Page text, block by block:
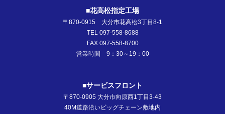
■花高松指定工場
〒870-0915 大分市花高松3丁目8-1
TEL 097-558-8688
FAX 097-558-8700
営業時間 9：30～19：00
■サービスフロント
〒870-0905 大分市向原西1丁目3-43
40M道路沿いビッグチェーン敷地内